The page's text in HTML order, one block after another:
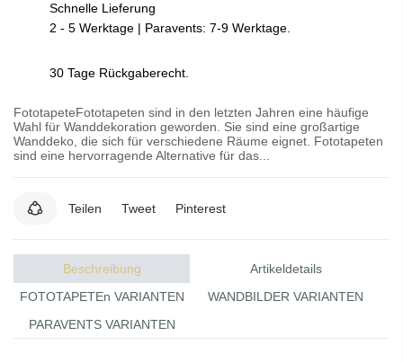
Schnelle Lieferung
2 - 5 Werktage | Paravents: 7-9 Werktage.
30 Tage Rückgaberecht.
FototapeteFototapeten sind in den letzten Jahren eine häufige
Wahl für Wanddekoration geworden. Sie sind eine großartige
Wanddeko, die sich für verschiedene Räume eignet. Fototapeten
sind eine hervorragende Alternative für das...
Teilen Tweet Pinterest
Beschreibung
Artikeldetails
FOTOTAPETEn VARIANTEN
WANDBILDER VARIANTEN
PARAVENTS VARIANTEN